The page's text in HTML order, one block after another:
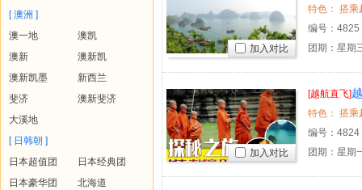
[ 澳洲 ]
澳一地
澳凯
澳新
澳新凯
澳新凯墨
新西兰
斐济
澳新斐济
大溪地
[ 日韩朝 ]
日本超值团
日本经典团
日本豪华团
北海道
编号： 4825
团期：星期
加入对比
[越航直飞]
编号： 4824
团期：星期
加入对比